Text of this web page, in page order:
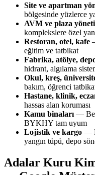
Site ve apartman
bölgesinde yüzlerce
AVM ve plaza
komplekslere özel
Restoran, otel, kafe
eğitim ve tatbikat
Fabrika, atölye,
hidrant, algılama
Okul, kreş,
bakım, öğrenci
Hastane, klinik,
hassas alan koruması
Kamu binaları —
BYKHY tam uyum
Lojistik ve kargo —
yangın tüpü, depo
Adalar Kuru